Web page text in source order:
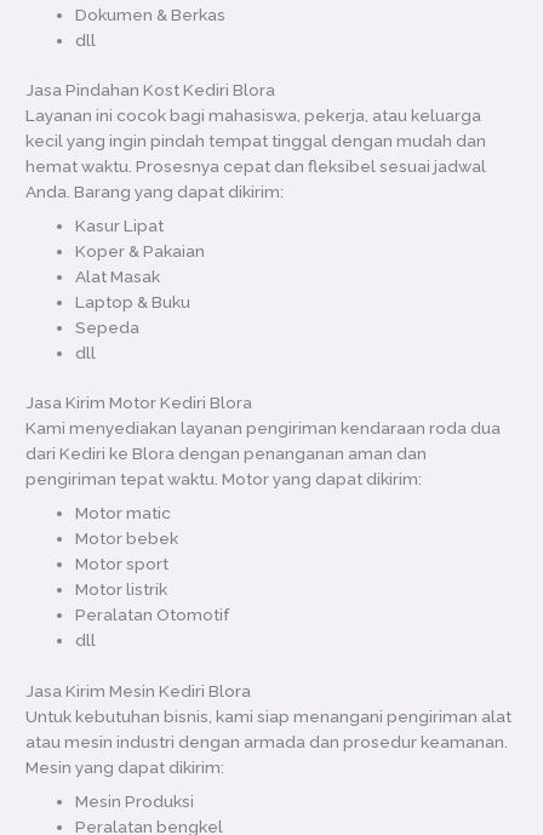
Dokumen & Berkas
dll
Jasa Pindahan Kost Kediri Blora
Layanan ini cocok bagi mahasiswa, pekerja, atau keluarga
kecil yang ingin pindah tempat tinggal dengan mudah dan
hemat waktu. Prosesnya cepat dan fleksibel sesuai jadwal
Anda. Barang yang dapat dikirim:
Kasur Lipat
Koper & Pakaian
Alat Masak
Laptop & Buku
Sepeda
dll
Jasa Kirim Motor Kediri Blora
Kami menyediakan layanan pengiriman kendaraan roda dua
dari Kediri ke Blora dengan penanganan aman dan
pengiriman tepat waktu. Motor yang dapat dikirim:
Motor matic
Motor bebek
Motor sport
Motor listrik
Peralatan Otomotif
dll
Jasa Kirim Mesin Kediri Blora
Untuk kebutuhan bisnis, kami siap menangani pengiriman alat
atau mesin industri dengan armada dan prosedur keamanan.
Mesin yang dapat dikirim:
Mesin Produksi
Peralatan bengkel